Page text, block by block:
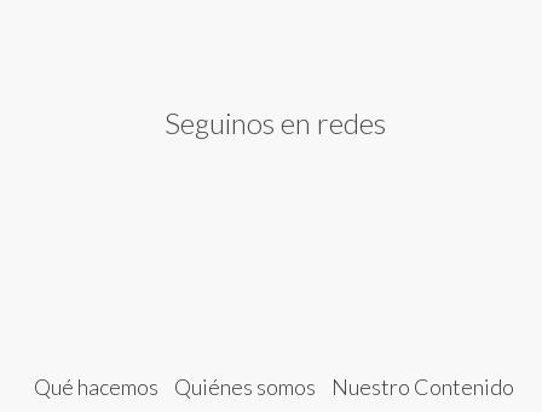
Seguinos en redes
Qué hacemos Quiénes somos
Nuestro Contenido